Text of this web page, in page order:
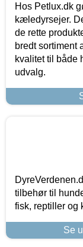
Hos Petlux.dk
kæledyrsejer.
de rette
bredt sortiment
kvalitet til både
udvalg.
tilbehør til
fisk, reptiller og
Se